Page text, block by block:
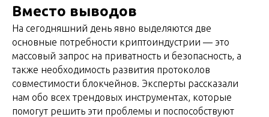
Вместо выводов
На сегодняшний день явно выделяются две
основные потребности криптоиндустрии — это
массовый запрос на приватность и безопасность, а
также необходимость развития протоколов
совместимости блокчейнов. Эксперты рассказали
нам обо всех трендовых инструментах, которые
помогут решить эти проблемы и поспособствуют